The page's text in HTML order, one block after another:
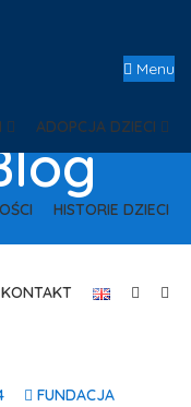
Menu
ADOPCJA DZIECI
HISTORIE DZIECI
KONTAKT
FUNDACJA